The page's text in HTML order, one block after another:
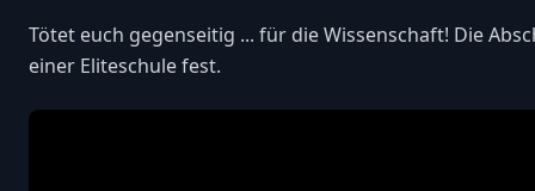
Tötet euch gegenseitig ... für die Wissenschaft! Die
einer Eliteschule fest.